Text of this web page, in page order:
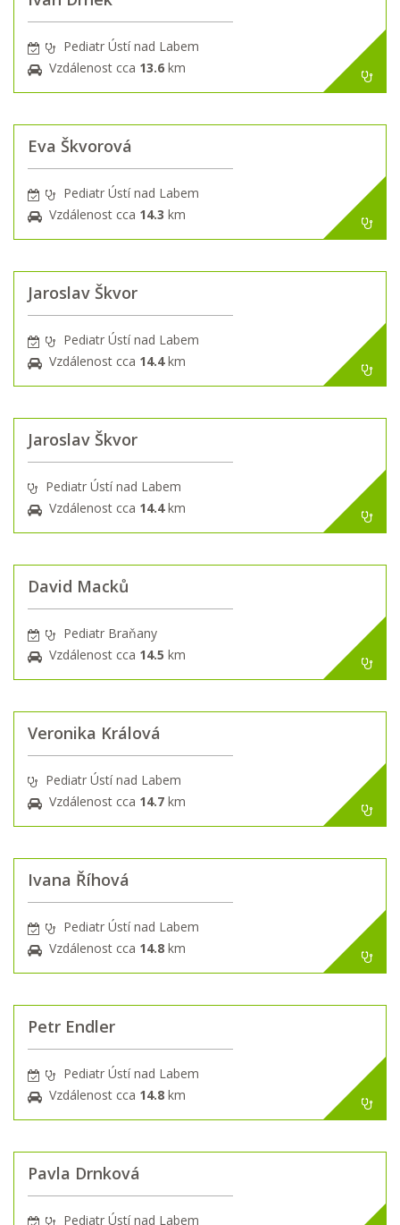
Pediatr Ústí nad Labem
Vzdálenost cca 13.6 km
Eva Škvorová
Pediatr Ústí nad Labem
Vzdálenost cca 14.3 km
Jaroslav Škvor
Pediatr Ústí nad Labem
Vzdálenost cca 14.4km
Jaroslav Škvor
Pediatr Ústí nad Labem
Vzdálenost cca 14.4km
David Macků
Pediatr Braňany
Vzdálenost cca 14.5 km
Veronika Králová
Pediatr Ústí nad Labem
Vzdálenost cca 14.7 km
Ivana Říhová
Pediatr Ústí nad Labem
Vzdálenost cca 14.8 km
Petr Endler
Pediatr Ústí nad Labem
Vzdálenost cca 14.8 km
Pavla Drnková
Pediatr Ústí nad Labem